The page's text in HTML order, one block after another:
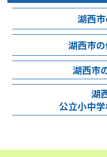
湖西
湖西市
湖西市
湖
公立小中